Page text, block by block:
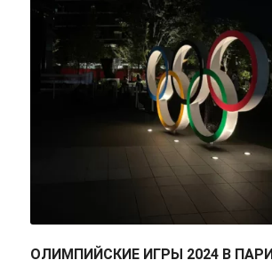
ОЛИМПИЙСКИЕ ИГРЫ 2024 В